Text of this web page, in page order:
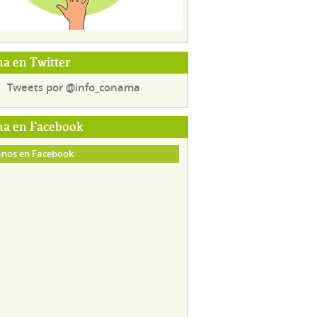
en Twitter
Tweets por @info_conama
en Facebook
en Facebook